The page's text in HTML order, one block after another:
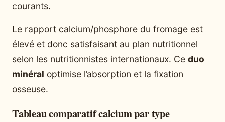
courants.
Le rapport calcium/phosphore du fromage est
élevé et donc satisfaisant au plan nutritionnel
selon les nutritionnistes internationaux. Ce duo
minéral optimise l’absorption et la fixation
osseuse.
Tableau comparatif calcium par type